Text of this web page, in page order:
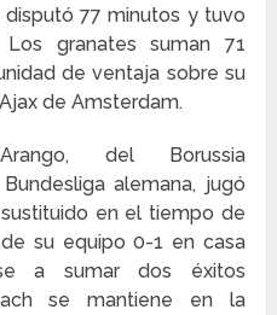
77 minutos y tuvo
granates suman 71
de ventaja sobre su
de Amsterdam.
del Borussia
alemana, jugó
en el tiempo de
su equipo 0-1 en casa
a sumar dos éxitos
se mantiene en la